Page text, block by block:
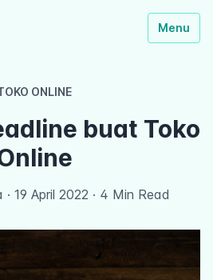
ONLINE
buat Toko
· 19 April 2022 · 4 Min Read
Menu